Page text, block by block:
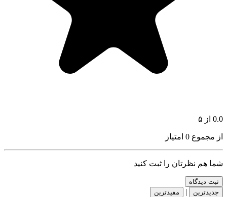
0.0 از ۵
از مجموع 0 امتیاز
شما هم نظرتان را ثبت کنید
ثبت دیدگاه
جدیدترین
| مفیدترین